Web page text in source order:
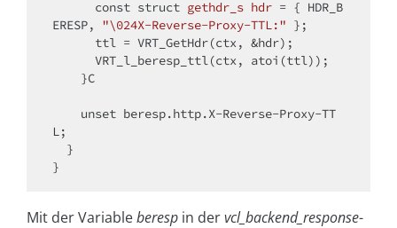
const struct gethdr_s hdr = { HDR_B
ERESP, "\024X-Reverse-Proxy-TTL:" };
L;
Mit der Variableberesp in dervcl_backend_response-